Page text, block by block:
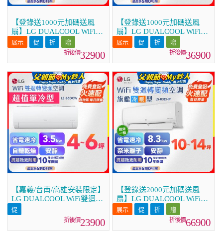
【登錄送1000元加碼送風
扇】LG DUALCOOL WiFi雙
迴轉變頻空調 - 旗艦冷暖型
_3.5kw LS-36DHPM
32900
【登錄送1000元加碼送風
扇】LG DUALCOOL WiFi雙
迴轉變頻空調 - 旗艦冷暖型
_4.1kw LS-41DHPM
36900
【嘉義/台南/高雄安裝限定】
LG DUALCOOL WiFi雙迴轉
變頻空調 - 超值單冷型
_3.5kW LS-36DCW
23900
【登錄送2000元加碼送風
扇】LG DUALCOOL WiFi雙
迴轉變頻空調 - 旗艦冷暖型
_8.3kw LS-83DHP
66900